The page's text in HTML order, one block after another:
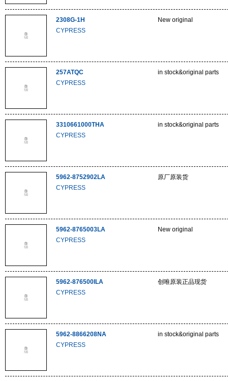
2308G-1H
CYPRESS
New original
257ATQC
CYPRESS
in stock&original parts
3310661000THA
CYPRESS
in stock&original parts
5962-8752902LA
CYPRESS
原厂原装货
5962-8765003LA
CYPRESS
New original
5962-876500ILA
CYPRESS
创唯原装正品现货
5962-8866208NA
CYPRESS
in stock&original parts